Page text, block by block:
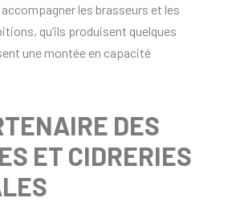
les brasseurs et les
qu’ils produisent quelques
une montée en capacité
DES
ET CIDRERIES